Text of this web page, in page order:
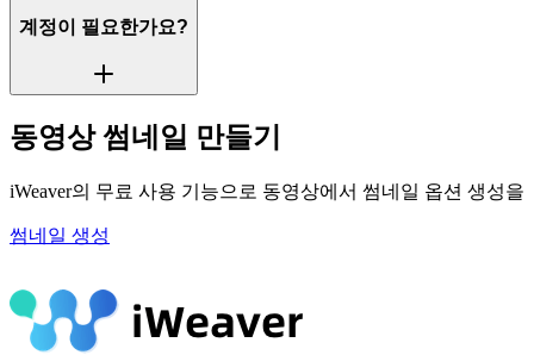
계정이 필요한가요?
동영상 썸네일 만들기
iWeaver의 무료 사용 기능으로 동영상에서 썸네일 옵션 생성을
썸네일 생성